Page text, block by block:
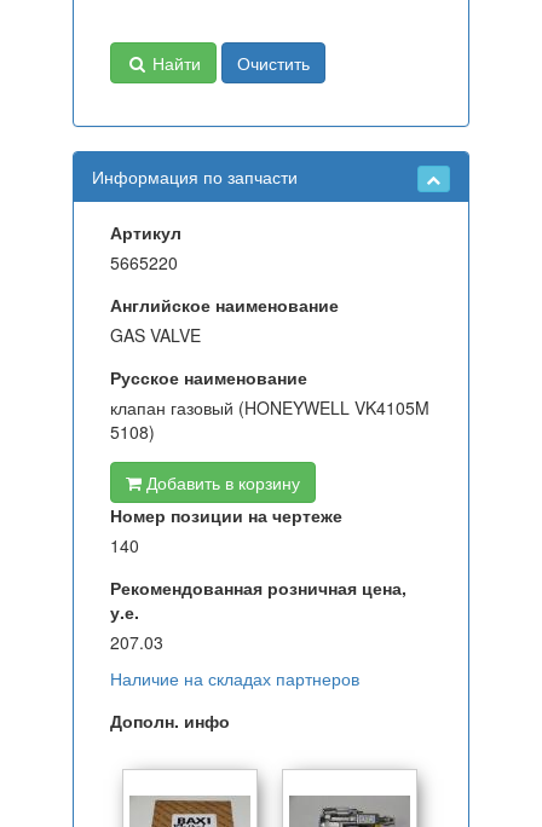
Найти Очистить
Информация по запчасти
Артикул
5665220
Английское наименование
GAS VALVE
Русское наименование
клапан газовый (HONEYWELL VK4105M
5108)
Добавить в корзину
Номер позиции на чертеже
140
Рекомендованная розничная цена,
у.е.
207.03
Наличие на складах партнеров
Дополн. инфо